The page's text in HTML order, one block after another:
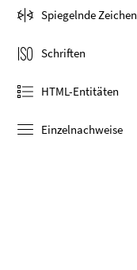
Spiegelnde Zeichen
Schriften
HTML-Entitäten
Einzelnachweise